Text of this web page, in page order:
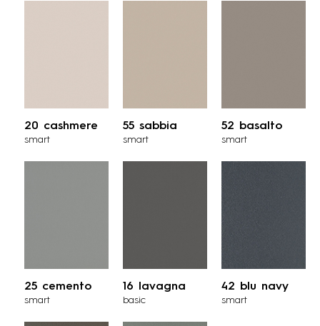
20 cashmere
smart
55 sabbia
smart
52 basalto
smart
25 cemento
smart
16 lavagna
basic
42 blu navy
smart